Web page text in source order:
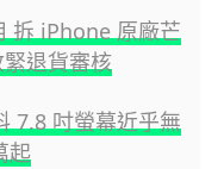
拆 iPhone 原廠芒
退貨審核
7.8 吋螢幕近乎無
起